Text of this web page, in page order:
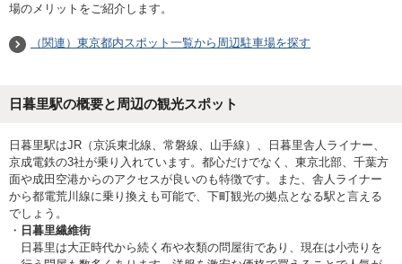
場のメリットをご紹介します。
（関連）東京都内スポット一覧から周辺駐車場を探す
日暮里駅の概要と周辺の観光スポット
日暮里駅はJR（京浜東北線、常磐線、山手線）、日暮里舎人ライナー、
京成電鉄の3社が乗り入れています。都心だけでなく、東京北部、千葉方
面や成田空港からのアクセスが良いのも特徴です。また、舎人ライナー
から都電荒川線に乗り換えも可能で、下町観光の拠点となる駅と言える
でしょう。
日暮里繊維街
日暮里は大正時代から続く布や衣類の問屋街であり、現在は小売りを